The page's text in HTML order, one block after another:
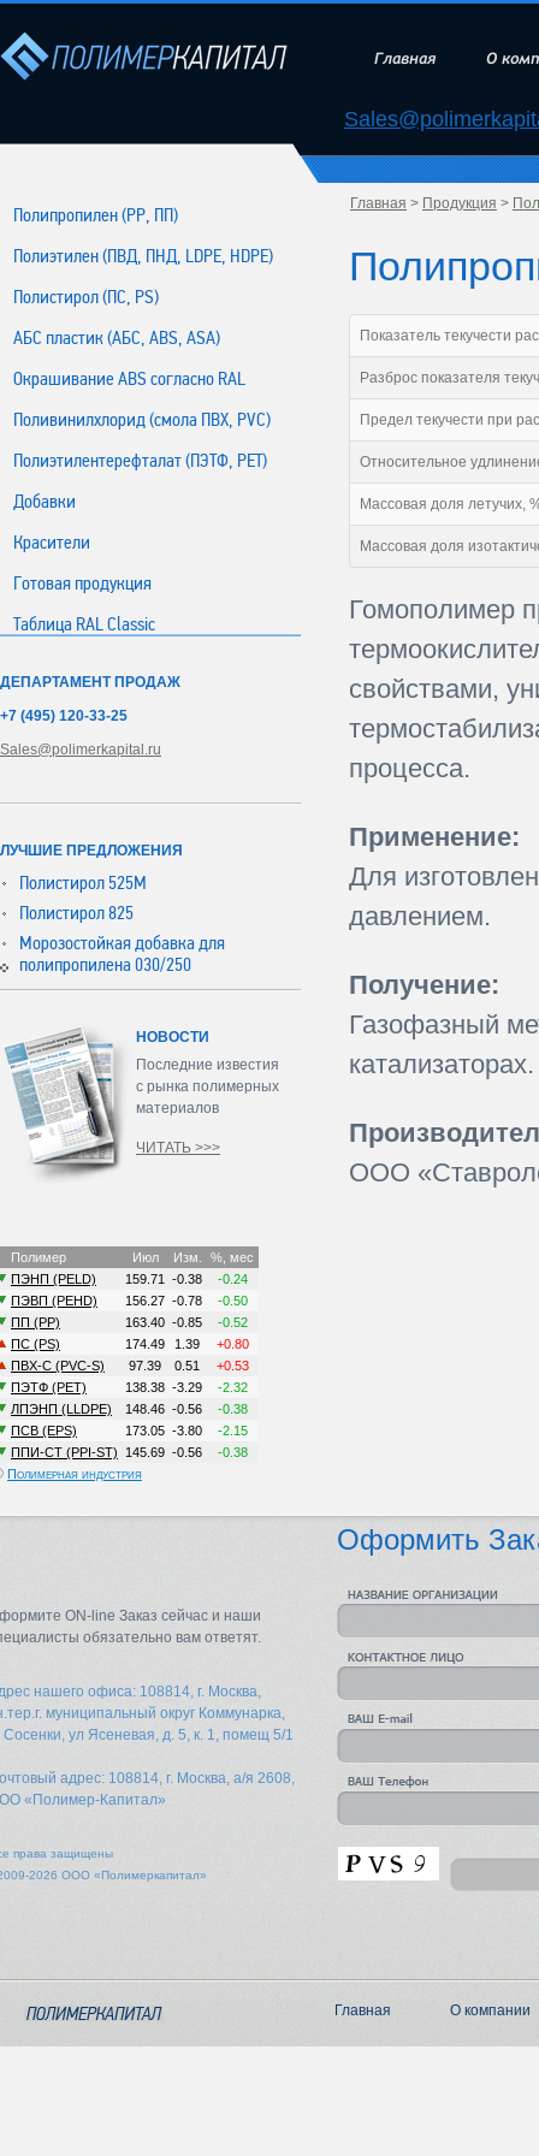
Главная О
Полипропилен (РР, ПП)
Полиэтилен (ПВД, ПНД, LDPE, HDPE)
Полистирол (ПС, PS)
АБС пластик (АБС, ABS, ASA)
Окрашивание ABS согласно RAL
Поливинилхлорид (смола ПВХ, PVC)
Полиэтилентерефталат (ПЭТФ, PET)
Добавки
Красители
Готовая продукция
Таблица RAL Classic
ДЕПАРТАМЕНТ ПРОДАЖ
+7 (495) 120-33-25
Sales@polimerkapital.ru
ЛУЧШИЕ ПРЕДЛОЖЕНИЯ
Полистирол 525М
Полистирол 825
Морозостойкая добавка для
полипропилена 030/250
НОВОСТИ
Последние известия
с рынка полимерных
материалов
ЧИТАТЬ >>>
Полимерная индустрия
Главная > Продукция >
Показатель текучести
Разброс показателя
Предел текучести при
Относительное
Массовая доля летучих,
Массовая доля
Гомополимер
свойствами,
процесса.
Применение:
Для
давлением.
Получение:
Газофазный
катализаторах.
ООО
ON-line Заказ сейчас и наши
обязательно вам ответят.
нашего офиса: 108814, г. Москва,
муниципальный округ Коммунарка,
Сосенки, ул Ясеневая, д. 5, к. 1, помещ 5/1
адрес: 108814, г. Москва, а/я 2608,
«Полимер-Капитал»
права защищены
2026 ООО «Полимеркапитал»
Оформить
Главная О компании